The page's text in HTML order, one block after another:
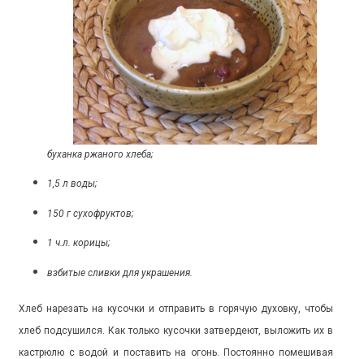
буханка ржаного хлеба;
1,5 л воды;
150 г сухофруктов;
1 ч.л. корицы;
взбитые сливки для украшения.
Хлеб нарезать на кусочки и отправить в горячую духовку, чтобы
хлеб подсушился. Как только кусочки затвердеют, выложить их в
кастрюлю с водой и поставить на огонь. Постоянно помешивая